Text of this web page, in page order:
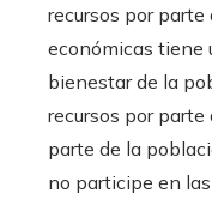
recursos por
económicas tiene
bienestar de la
recursos por
parte de la
no participe en